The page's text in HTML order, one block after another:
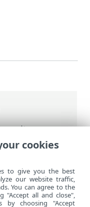
>
di controllo
cookies
to give you the best
our website traffic,
You can agree to the
"Accept all and close",
by choosing "Accept